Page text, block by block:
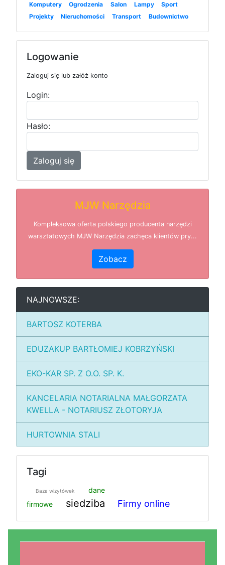
Komputery
Ogrodzenia Salon Lampy
Sport
Projekty
Nieruchomości Transport Budownictwo
Logowanie
Zaloguj się lub załóż konto
Login:
Hasło:
Zaloguj się
MJW Narzędzia
Kompleksowa oferta polskiego producenta narzędzi
warsztatowych MJW Narzędzia zachęca klientów pry...
Zobacz
NAJNOWSZE:
BARTOSZ KOTERBA
EDUZAKUP BARTŁOMIEJ KOBRZYŃSKI
EKO-KAR SP. Z O.O. SP. K.
KANCELARIA NOTARIALNA MAŁGORZATA
KWELLA - NOTARIUSZ ZŁOTORYJA
HURTOWNIA STALI
Tagi
Baza wizytówek
dane
firmowe
siedziba Firmy online